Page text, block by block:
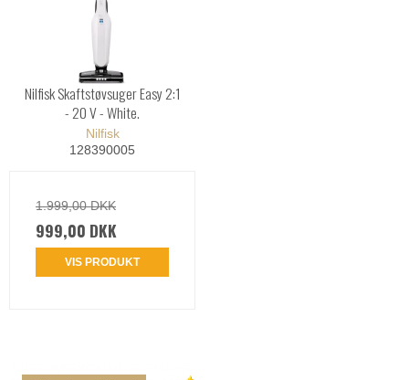
Nilfisk Skaftstøvsuger Easy 2:1
- 20 V - White.
Nilfisk
128390005
1.999,00 DKK
999,00 DKK
VIS PRODUKT